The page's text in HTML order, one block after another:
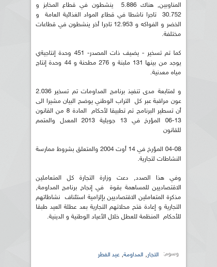
المناوبين, هناك 5.886 ينشطون في قطاع المخابز و
30.752 تاجرا ناشطا في قطاع المواد الغذائية العامة و
الخضر و الفواكه و 12.953 تاجرا أخر ينشطون في قطاعات
مختلفة.
كما تم تسخير - يضيف ذات المصدر- 451 وحدة إنتاجيةي
يوجد من بينها 131 ملبنة و 276 مطحنة و 44 وحدة إنتاج
مياه معدنية.
و لمتابعة مدى تنفيذ برنامج المداومات تم تسخير 2.036
عون مراقبة عبر كل التراب الوطني يوضح البيان مشيرا الى
أن تسطير البرنامج تم تطبيقا لأحكام المادة 8 من القانون
13-06 المؤرخ في 13 جويلية 2013 المعدل والمتمم
للقانون
04-08 المؤرخ في 14 أوت 2004 والمتعلق بشروط ممارسة
النشاطات لتجارية.
وفي هذا الصدد, دعت وزارة التجارة كل المتعاملين
الاقتصاديين للمساهمة بقوة في إنجاح برنامج المداومة,
مذكرة المتعاملين الاقتصاديين بإلزامية استئناف نشاطاتهم
التجارية و إعادة فتح محلاتهم التجارية بعد عطلة العيد طبقا
للأحكام المنظمة للعطل خلال الأعياد الوطنية و الدينية.
وسوم: التجار, المداومة, عيد الفطر